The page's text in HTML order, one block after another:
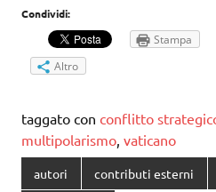
Condividi:
Stampa
Altro
taggato con conflitto
multipolarismo, vaticano
autori contributi esterni